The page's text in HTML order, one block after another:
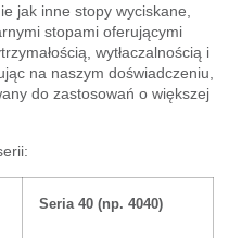
jak inne stopy wyciskane,
stopami oferującymi
wytłaczalnością i
na naszym doświadczeniu,
do zastosowań o większej
Seria 40 (np. 4040)